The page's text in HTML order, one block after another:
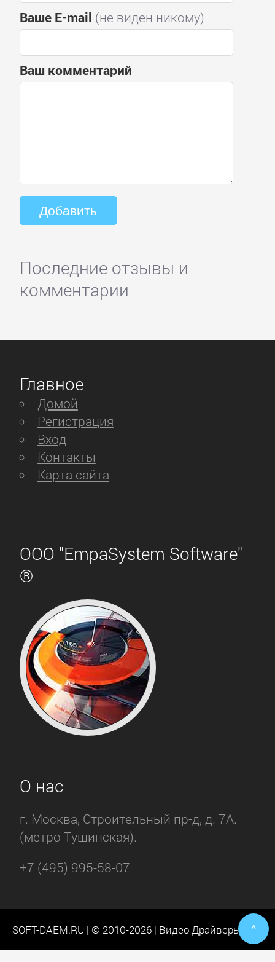
Ваше E-mail (не виден никому)
Ваш комментарий
Последние отзывы и
комментарии
Главное
Домой
Регистрация
Вход
Контакты
Карта сайта
ООО "EmpaSystem Software"
®
О нас
г. Москва, Строительный пр-д, д. 7А.
(метро Тушинская).
+7 (495) 995-58-07
SOFT-DAEM.RU | © 2010-2026 | Видео Драйверы ^